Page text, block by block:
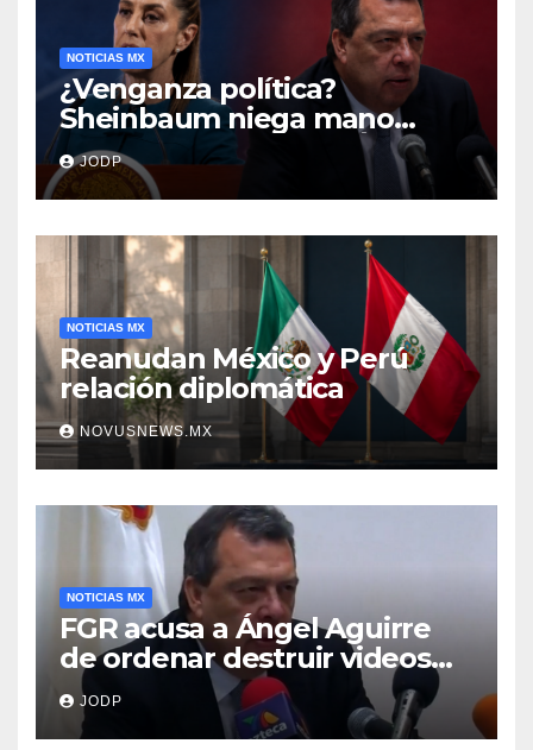
NOTICIAS MX
¿Venganza política?
Sheinbaum niega mano
negra en captura de Ángel
Aguirre
JODP
NOTICIAS MX
Reanudan México y Perú
relación diplomática
NOVUSNEWS.MX
NOTICIAS MX
FGR acusa a Ángel Aguirre
de ordenar destruir videos
clave del caso Ayotzinapa
JODP